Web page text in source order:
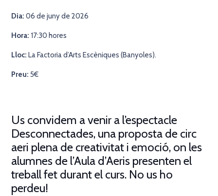
Dia: 06 de juny de 2026
Hora: 17:30 hores
Lloc: La Factoria d’Arts Escèniques (Banyoles).
Preu: 5€
Us convidem a venir a l’espectacle
Desconnectades, una proposta de circ
aeri plena de creativitat i emoció, on les
alumnes de l’Aula d’Aeris presenten el
treball fet durant el curs. No us ho
perdeu!